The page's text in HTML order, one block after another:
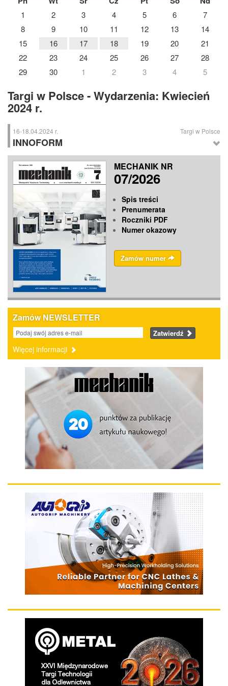
1 2 3 4 5 6
7
8
9 10 11 12 13
14
15
16 17 18 19 20
21
22
23 24 25 26 27
28
29
30 1 2 3 4 5
Targi w Polsce - Wydarzenia: Kwiecień
2024 r.
16-18.04.2024 r. Targi w Polsce
INNOFORM
INNOFORM– Międzynarodowe Targi Kooperacyjne Przemysłu
Narzędziowo-Przetwórczego, BydgoszczMECHANIK NR
07/2026
Spis treści
Prenumerata
Roczniki PDF
Numer okazowy
Zamów numer
Zamów NEWSLETTER
Zatwierdź
Więcej informacji